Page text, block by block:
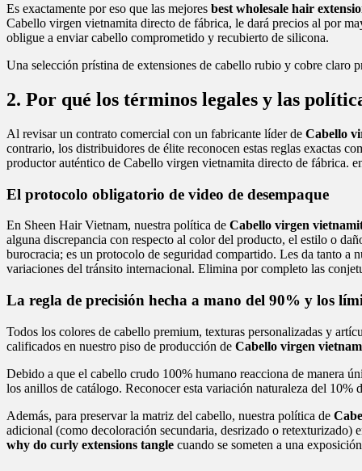
Es exactamente por eso que las mejores best wholesale hair
Cabello virgen vietnamita directo de fábrica, le dará precios al por
obligue a enviar cabello comprometido y recubierto de silicona.
Una selección prístina de extensiones de cabello rubio y cobre claro
2. Por qué los términos legales y las
Al revisar un contrato comercial con un fabricante líder de Cabello
contrario, los distribuidores de élite reconocen estas reglas exactas
productor auténtico de Cabello virgen vietnamita directo de fábrica.
El protocolo obligatorio de video de desempaque
En Sheen Hair Vietnam, nuestra política de Cabello virgen
alguna discrepancia con respecto al color del producto, el estilo o
burocracia; es un protocolo de seguridad compartido. Les da tanto a
variaciones del tránsito internacional. Elimina por completo las
La regla de precisión hecha a mano del 90% y los
Todos los colores de cabello premium, texturas personalizadas y
calificados en nuestro piso de producción de Cabello virgen
Debido a que el cabello crudo 100% humano reacciona de manera
los anillos de catálogo. Reconocer esta variación naturaleza del 10%
Además, para preservar la matriz del cabello, nuestra política de
adicional (como decoloración secundaria, desrizado o retexturizado)
why do curly extensions tangle cuando se someten a una